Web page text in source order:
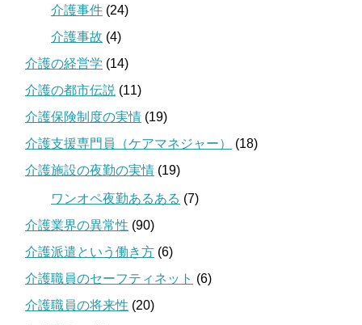
介護事件 (24)
介護事故 (4)
介護の経営学 (14)
介護の都市伝説 (11)
介護保険制度の実情 (19)
介護支援専門員（ケアマネジャー）
(18)
介護施設の夜勤の実情 (19)
ワンオペ夜勤あるある (7)
介護業界の異常性 (90)
介護派遣という働き方 (6)
介護職員のセーフティネット (6)
介護職員の将来性 (20)